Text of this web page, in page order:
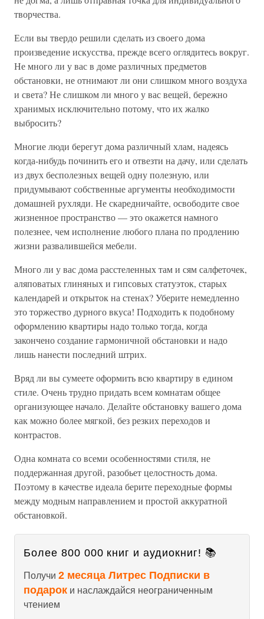
творчества.
Если вы твердо решили сделать из своего дома
произведение искусства, прежде всего оглядитесь вокруг.
Не много ли у вас в доме различных предметов
обстановки, не отнимают ли они слишком много воздуха
и света? Не слишком ли много у вас вещей, бережно
хранимых исключительно потому, что их жалко
выбросить?
Многие люди берегут дома различный хлам, надеясь
когда-нибудь починить его и отвезти на дачу, или сделать
из двух бесполезных вещей одну полезную, или
придумывают собственные аргументы необходимости
домашней рухляди. Не скаредничайте, освободите свое
жизненное пространство — это окажется намного
полезнее, чем исполнение любого плана по продлению
жизни развалившейся мебели.
Много ли у вас дома расстеленных там и сям салфеточек,
аляповатых глиняных и гипсовых статуэток, старых
календарей и открыток на стенах? Уберите немедленно
это торжество дурного вкуса! Подходить к подобному
оформлению квартиры надо только тогда, когда
закончено создание гармоничной обстановки и надо
лишь нанести последний штрих.
Вряд ли вы сумеете оформить всю квартиру в едином
стиле. Очень трудно придать всем комнатам общее
организующее начало. Делайте обстановку вашего дома
как можно более мягкой, без резких переходов и
контрастов.
Одна комната со всеми особенностями стиля, не
поддержанная другой, разобьет целостность дома.
Поэтому в качестве идеала берите переходные формы
между модным направлением и простой аккуратной
обстановкой.
Более 800 000 книг и аудиокниг! 📚
Получи 2 месяца Литрес Подписки в
подарок и наслаждайся неограниченным
чтением